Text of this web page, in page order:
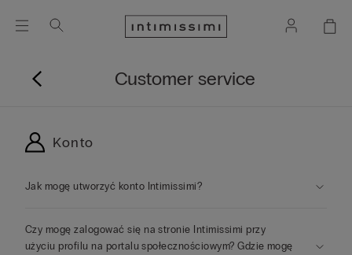
Customer service
Konto
Jak mogę utworzyć konto Intimissimi?
Czy mogę zalogować się na stronie Intimissimi przy
użyciu profilu na portalu społecznościowym? Gdzie mogę